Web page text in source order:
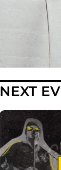
NEXT